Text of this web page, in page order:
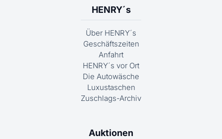
HENRY´s
Über HENRY´s
Geschäftszeiten
Anfahrt
HENRY´s vor Ort
Die Autowäsche
Luxustaschen
Zuschlags-Archiv
Auktionen